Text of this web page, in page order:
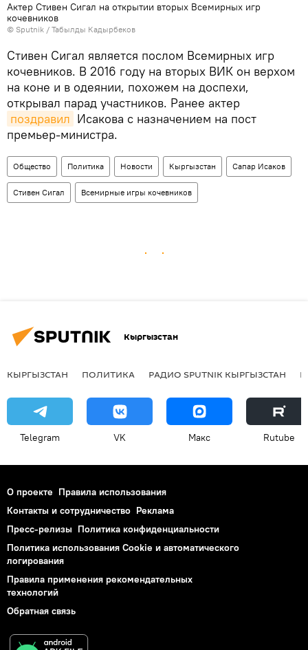
Актер Стивен Сигал на открытии вторых Всемирных игр
кочевников
© Sputnik / Табылды Кадырбеков
Стивен Сигал является послом Всемирных игр
кочевников. В 2016 году на вторых ВИК он верхом
на коне и в одеянии, похожем на доспехи,
открывал парад участников. Ранее актер
поздравил Исакова с назначением на пост
премьер-министра.
Общество Политика Новости Кыргызстан Сапар Исаков
Стивен Сигал Всемирные игры кочевников
Кыргызстан
КЫРГЫЗСТАН ПОЛИТИКА РАДИО SPUTNIK КЫРГЫЗСТАН
Telegram VK Макс Rutube
О проекте Правила использования
Контакты и сотрудничество Реклама
Пресс-релизы Политика конфиденциальности
Политика использования Cookie и автоматического
логирования
Правила применения рекомендательных
технологий
Обратная связь